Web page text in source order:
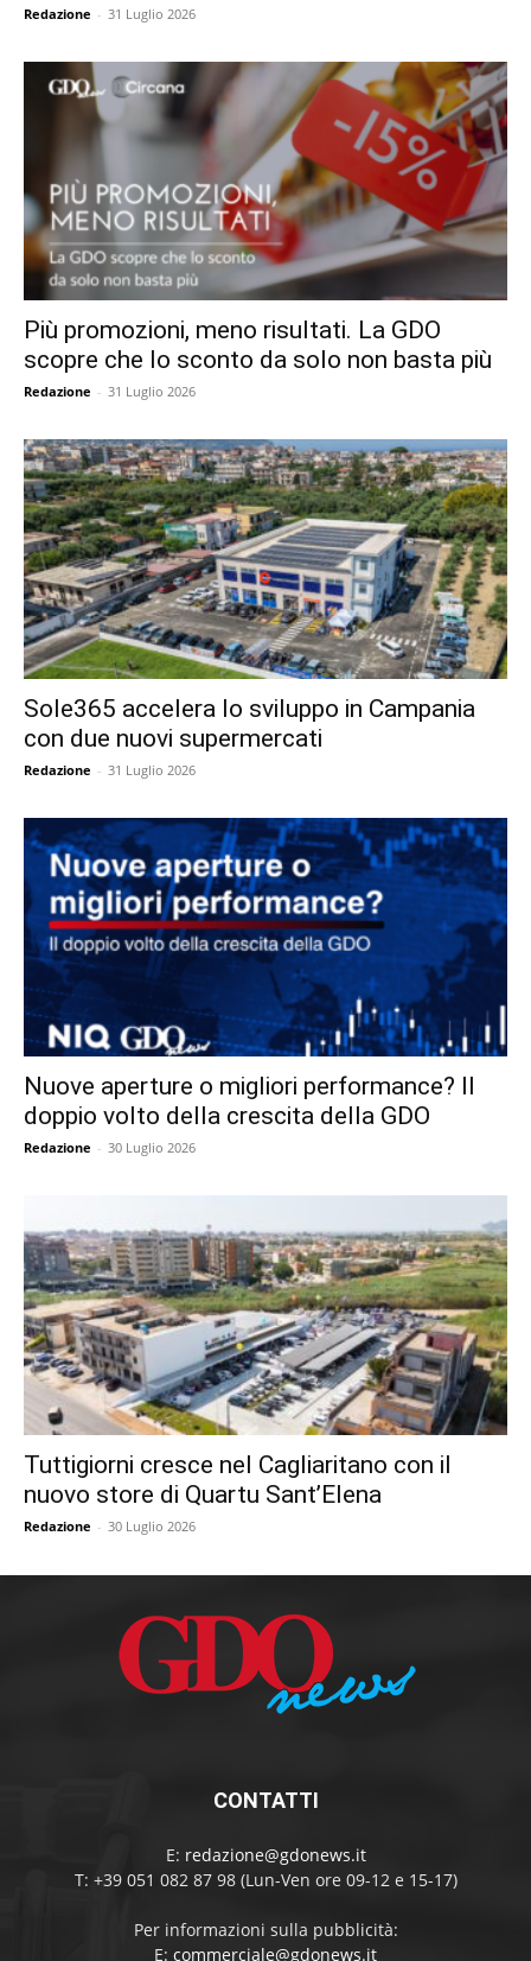
Redazione - 31 Luglio 2026
Più promozioni, meno risultati. La GDO
scopre che lo sconto da solo non basta più
Redazione - 31 Luglio 2026
Sole365 accelera lo sviluppo in Campania
con due nuovi supermercati
Redazione - 31 Luglio 2026
Nuove aperture o migliori performance? Il
doppio volto della crescita della GDO
Redazione - 30 Luglio 2026
Tuttigiorni cresce nel Cagliaritano con il
nuovo store di Quartu Sant’Elena
Redazione - 30 Luglio 2026
CONTATTI
E: redazione@gdonews.it
T: +39 051 082 87 98 (Lun-Ven ore 09-12 e 15-17)
Per informazioni sulla pubblicità:
E: commerciale@gdonews.it